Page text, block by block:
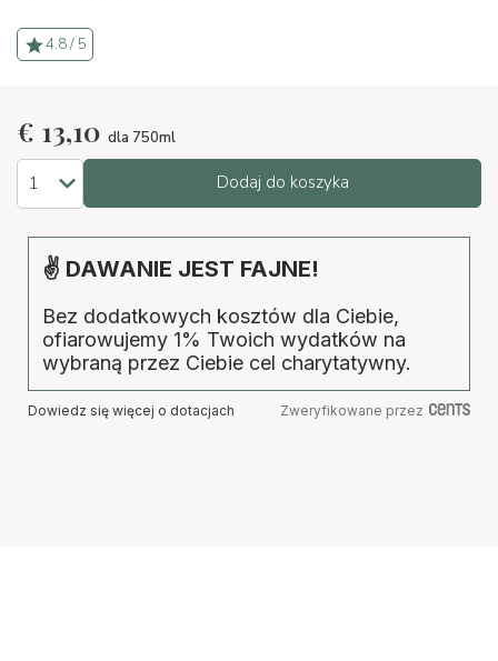
4.8 / 5
€ 13,10 dla 750ml
Dodaj do koszyka
✌ DAWANIE JEST FAJNE!
Bez dodatkowych kosztów dla Ciebie,
ofiarowujemy 1% Twoich wydatków na
wybraną przez Ciebie cel charytatywny.
Dowiedz się więcej o dotacjach Zweryfikowane przez